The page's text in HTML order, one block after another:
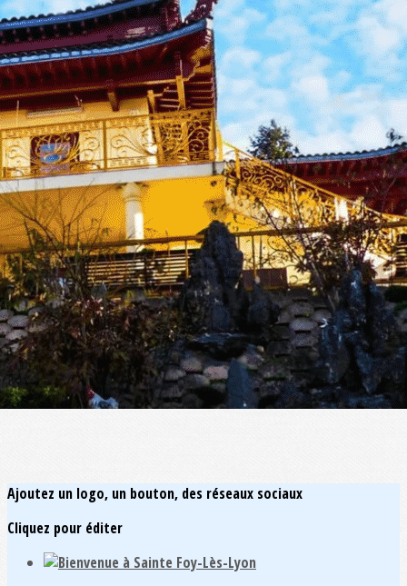
Exporter les lignes sélectionnées
Exporter toutes les colonnes
Exporter uniquement les colonnes affichées
Menu
<
>
Actu Bienvenue
Actu Près de Nous
Galerie Photos Actualité
?>
Images de la page d'accueil
Cliquez pour éditer
Ajoutez un logo, un bouton, des réseaux sociaux
Cliquez pour éditer